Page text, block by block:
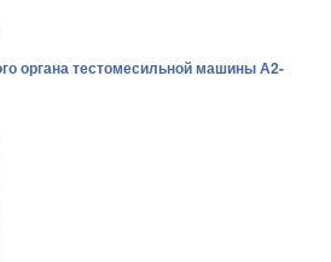
органа тестомесильной машины А2-